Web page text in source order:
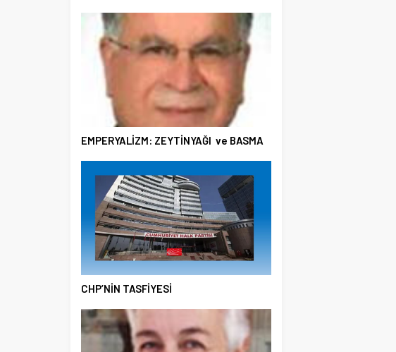
EMPERYALİZM: ZEYTİNYAĞI ve BASMA
CHP’NİN TASFİYESİ